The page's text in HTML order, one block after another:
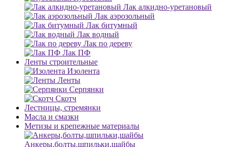
Лак алкидно-уретановый
Лак аэрозольный
Лак битумный
Лак водный
Лак по дереву
Лак ПФ
Ленты строительные
Изолента
Ленты
Серпянки
Скотч
Лестницы, стремянки
Масла и смазки
Метизы и крепежные материалы
Анкеры,болты,шпильки,шайбы